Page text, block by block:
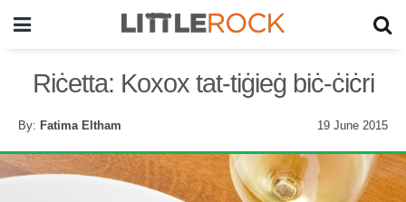
Riċetta: Koxox tat-tiġieġ biċ-ċiċri
By: Fatima Eltham 19 June 2015